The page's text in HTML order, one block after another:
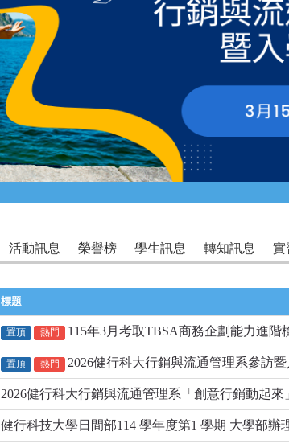
活動訊息 榮譽榜 學生訊息 轉知訊息 實
標題
置頂 熱門 115年3月考取TBSA商務企劃能力進階
置頂 熱門 2026健行科大行銷與流通管理系參訪
​2026健行科大行銷與流通管理系「創意行銷動起來
健行科技大學日間部114 學年度第1 學期 大學部辦